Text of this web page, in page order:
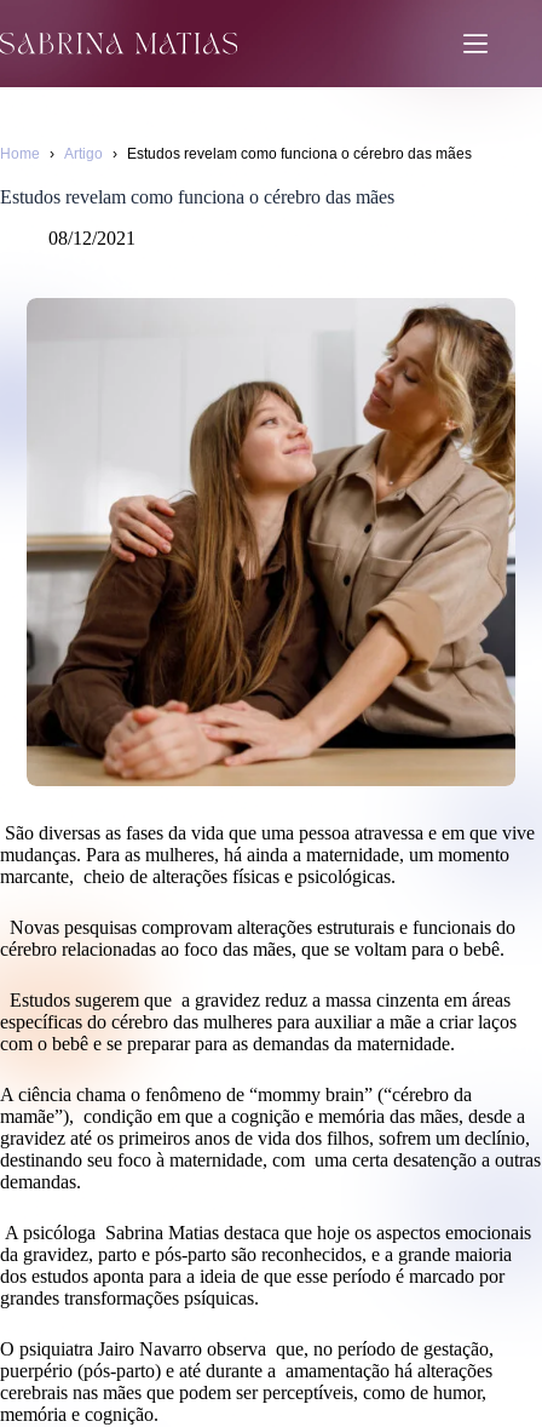
para
o
Home › Artigo › Estudos revelam como funciona o cérebro das mães
Estudos revelam como funciona o cérebro das mães
08/12/2021
São diversas as fases da vida que uma pessoa atravessa e em que vive
mudanças. Para as mulheres, há ainda a maternidade, um momento
marcante, cheio de alterações físicas e psicológicas.
Novas pesquisas comprovam alterações estruturais e funcionais do
cérebro relacionadas ao foco das mães, que se voltam para o bebê.
Estudos sugerem que a gravidez reduz a massa cinzenta em áreas
específicas do cérebro das mulheres para auxiliar a mãe a criar laços
com o bebê e se preparar para as demandas da maternidade.
A ciência chama o fenômeno de “mommy brain” (“cérebro da
mamãe”), condição em que a cognição e memória das mães, desde a
gravidez até os primeiros anos de vida dos filhos, sofrem um declínio,
destinando seu foco à maternidade, com uma certa desatenção a outras
demandas.
A psicóloga Sabrina Matias destaca que hoje os aspectos emocionais
da gravidez, parto e pós-parto são reconhecidos, e a grande maioria
dos estudos aponta para a ideia de que esse período é marcado por
grandes transformações psíquicas.
O psiquiatra Jairo Navarro observa que, no período de gestação,
puerpério (pós-parto) e até durante a amamentação há alterações
cerebrais nas mães que podem ser perceptíveis, como de humor,
memória e cognição.